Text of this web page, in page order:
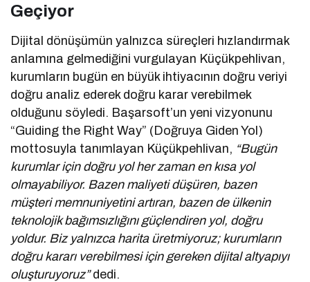
Geçiyor
Dijital dönüşümün yalnızca süreçleri hızlandırmak
anlamına gelmediğini vurgulayan Küçükpehlivan,
kurumların bugün en büyük ihtiyacının doğru veriyi
doğru analiz ederek doğru karar verebilmek
olduğunu söyledi. Başarsoft’un yeni vizyonunu
“Guiding the Right Way” (Doğruya Giden Yol)
mottosuyla tanımlayan Küçükpehlivan, “Bugün
kurumlar için doğru yol her zaman en kısa yol
olmayabiliyor. Bazen maliyeti düşüren, bazen
müşteri memnuniyetini artıran, bazen de ülkenin
teknolojik bağımsızlığını güçlendiren yol, doğru
yoldur. Biz yalnızca harita üretmiyoruz; kurumların
doğru kararı verebilmesi için gereken dijital altyapıyı
oluşturuyoruz”dedi.